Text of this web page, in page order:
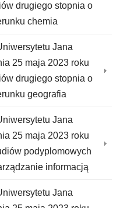
drugiego stopnia o
chemia
Jana
25 maja 2023 roku
drugiego stopnia o
geografia
Jana
25 maja 2023 roku
podyplomowych
informacją
Jana